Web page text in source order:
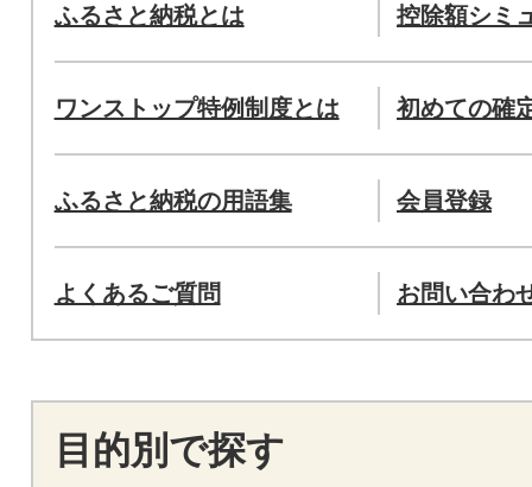
ふるさと納税とは 控除額シミ
ワンストップ特例制度とは 初めての確
ふるさと納税の用語集 会員登録
よくあるご質問 お問い合わ
目的別で探す